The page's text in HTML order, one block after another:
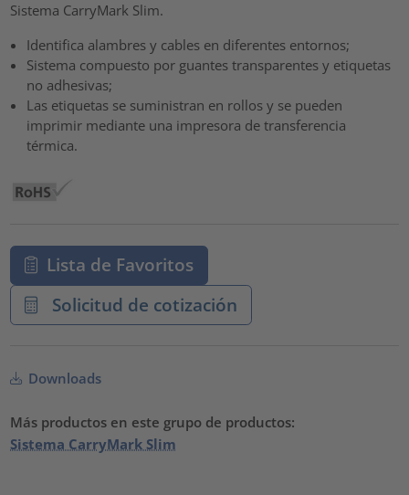
Sistema CarryMark Slim.
Identifica alambres y cables en diferentes entornos;
Sistema compuesto por guantes transparentes y etiquetas
no adhesivas;
Las etiquetas se suministran en rollos y se pueden
imprimir mediante una impresora de transferencia
térmica.
Lista de Favoritos
Solicitud de cotización
Downloads
Más productos en este grupo de productos:
Sistema CarryMark Slim